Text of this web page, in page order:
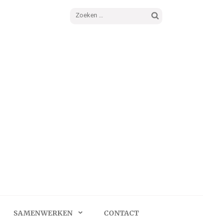
Zoeken
SAMENWERKEN CONTACT